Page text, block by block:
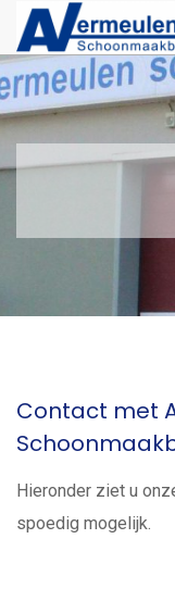
Contact met
Hieronder ziet u
spoedig mogelijk.